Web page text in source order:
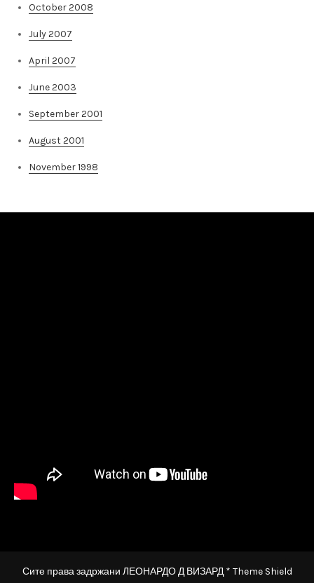
October 2008
July 2007
April 2007
June 2003
September 2001
August 2001
November 1998
Сите права задржани ЛЕОНАРДО Д ВИЗАРД * Theme Shield